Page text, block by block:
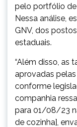
pelo portfólio
Nessa análise,
GNV, dos
estaduais.
“Além disso, as
aprovadas
conforme
companhia
para 01/08/23
de cozinha],